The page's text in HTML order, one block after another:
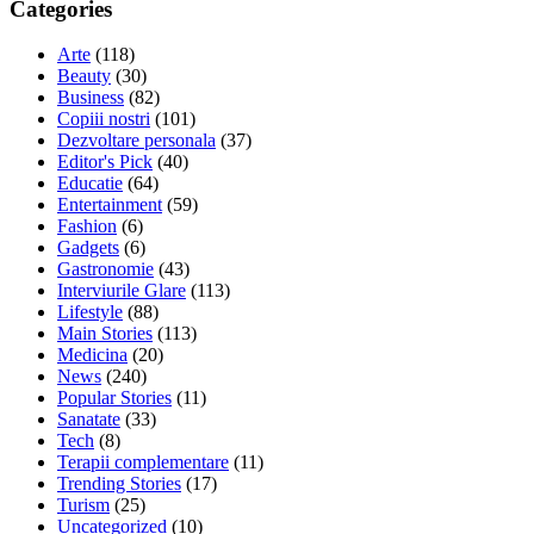
Categories
Arte (118)
Beauty (30)
Business (82)
Copiii nostri (101)
Dezvoltare personala (37)
Editor's Pick (40)
Educatie (64)
Entertainment(59)
Fashion (6)
Gadgets (6)
Gastronomie (43)
Interviurile Glare (113)
Lifestyle (88)
Main Stories (113)
Medicina (20)
News (240)
Popular Stories (11)
Sanatate (33)
Tech (8)
Terapii complementare (11)
Trending Stories (17)
Turism (25)
Uncategorized (10)